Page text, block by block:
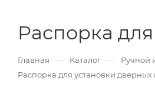
Распорка
Главная — Каталог — Ручной
Распорка для установки дверных